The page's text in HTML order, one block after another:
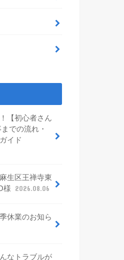
【初心者さん
での流れ・
イド
生区王禅寺東
様
2026.08.06
休業のお知ら
なトラブルが